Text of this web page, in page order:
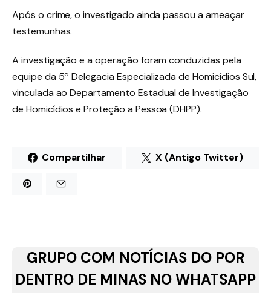
Após o crime, o investigado ainda passou a ameaçar
testemunhas.
A investigação e a operação foram conduzidas pela
equipe da 5ª Delegacia Especializada de Homicídios Sul,
vinculada ao Departamento Estadual de Investigação
de Homicídios e Proteção a Pessoa (DHPP).
Compartilhar X (Antigo Twitter)
GRUPO COM NOTÍCIAS DO POR
DENTRO DE MINAS NO WHATSAPP